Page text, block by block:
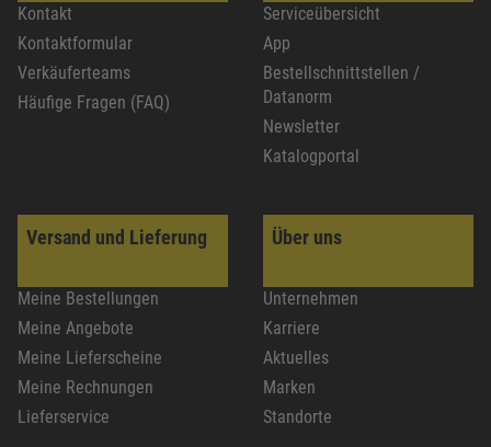
Kontakt
Kontaktformular
Verkäuferteams
Häufige Fragen (FAQ)
Serviceübersicht
App
Bestellschnittstellen /
Datanorm
Newsletter
Katalogportal
Versand und Lieferung
Meine Bestellungen
Meine Angebote
Meine Lieferscheine
Meine Rechnungen
Lieferservice
Über uns
Unternehmen
Karriere
Aktuelles
Marken
Standorte